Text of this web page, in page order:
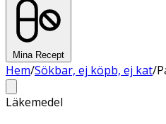
Mina Recept
Hem/Sökbar, ej köpb, ej kat/
Läkemedel